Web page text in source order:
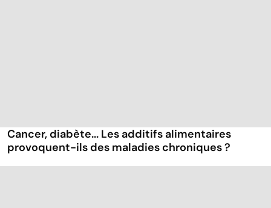
Cancer, diabète... Les additifs alimentaires
provoquent-ils des maladies chroniques ?